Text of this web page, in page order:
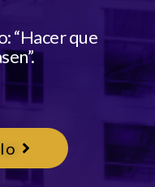
“Hacer que